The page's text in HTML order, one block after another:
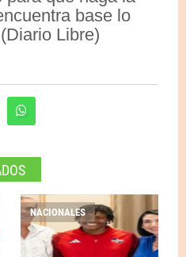
base lo
Libre)
NACIONALES